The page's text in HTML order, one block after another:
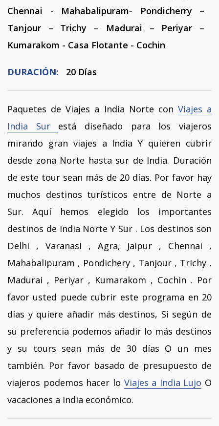
Chennai - Mahabalipuram- Pondicherry –
Tanjour – Trichy – Madurai – Periyar –
Kumarakom - Casa Flotante - Cochin
DURACIÓN: 20 Días
Paquetes de Viajes a India Norte con Viajes a
India Sur está diseñado para los viajeros
mirando gran viajes a India Y quieren cubrir
desde zona Norte hasta sur de India. Duración
de este tour sean más de 20 días. Por favor hay
muchos destinos turísticos entre de Norte a
Sur. Aquí hemos elegido los importantes
destinos de India Norte Y Sur . Los destinos son
Delhi , Varanasi , Agra, Jaipur , Chennai ,
Mahabalipuram , Pondichery , Tanjour , Trichy ,
Madurai , Periyar , Kumarakom , Cochin . Por
favor usted puede cubrir este programa en 20
días y quiere añadir más destinos, Si según de
su preferencia podemos añadir lo más destinos
y su tours sean más de 30 días O un mes
también. Por favor basado de presupuesto de
viajeros podemos hacer lo Viajes a India Lujo O
vacaciones a India económico.